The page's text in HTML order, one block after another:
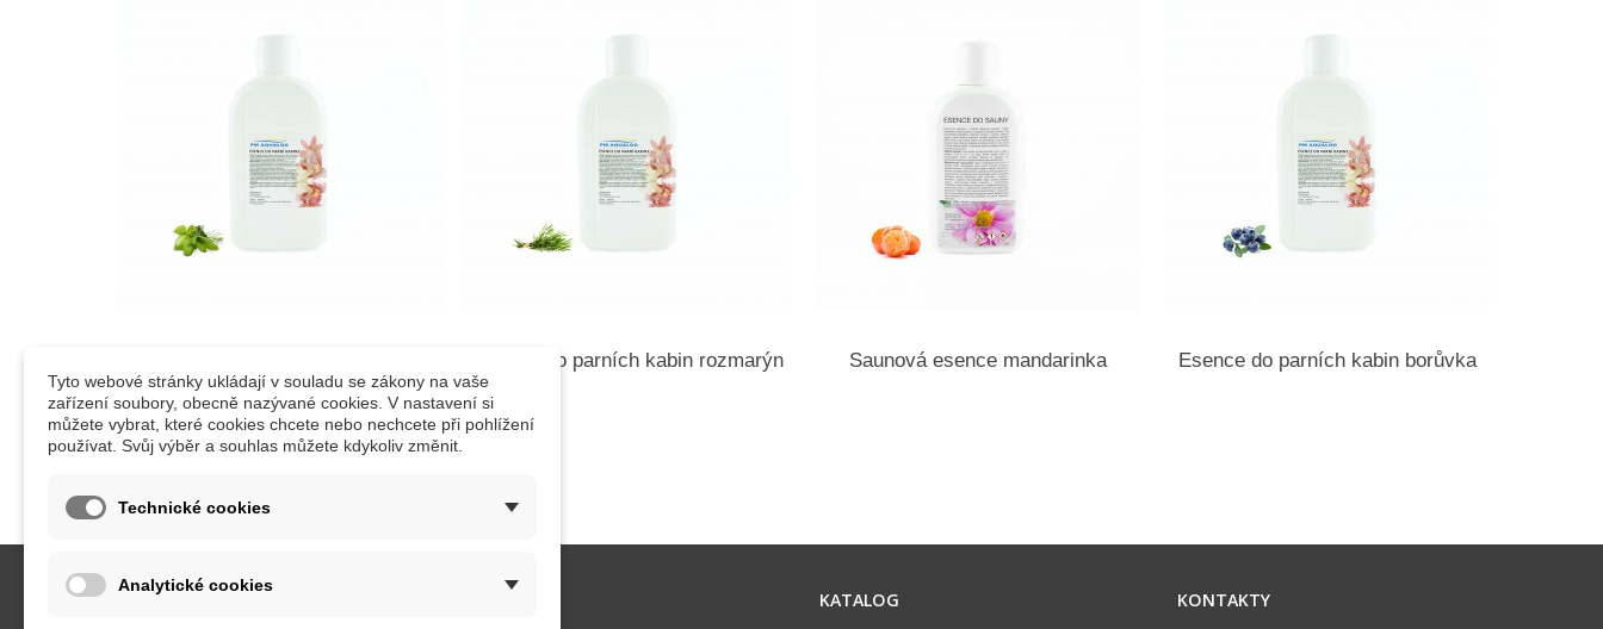
směs
Esence do parních kabin rozmarýn Saunová esence mandarinka Esence do parních kabin borůvka
KATEGORIE KATALOG KONTAKTY
Tyto webové stránky ukládají v souladu se zákony na vaše
zařízení soubory, obecně nazývané cookies. V nastavení si
můžete vybrat, které cookies chcete nebo nechcete při pohlížení
používat. Svůj výběr a souhlas můžete kdykoliv změnit.
Technické cookies
Analytické cookies